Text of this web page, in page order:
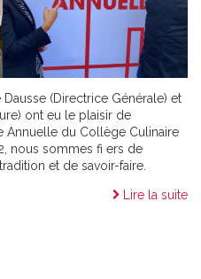
(Directrice Générale) et
ont eu le plaisir de
Annuelle du Collège Culinaire
nous sommes fi ers de
et de savoir-faire.
Lire la suite